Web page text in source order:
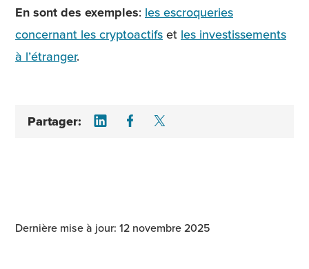
En sont des exemples: les escroqueries
concernant les cryptoactifs et les investissements
à l’étranger.
Partager: Share on LinkedIn
Share on Facebook
Dernière mise à jour: 12 novembre 2025